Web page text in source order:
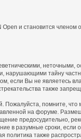
Open и становится
неточными,
нарушающими тайну
если Вы не являетесь
также
помните,
на форуме.
предосудительно,
в разумные сроки, если
политика также